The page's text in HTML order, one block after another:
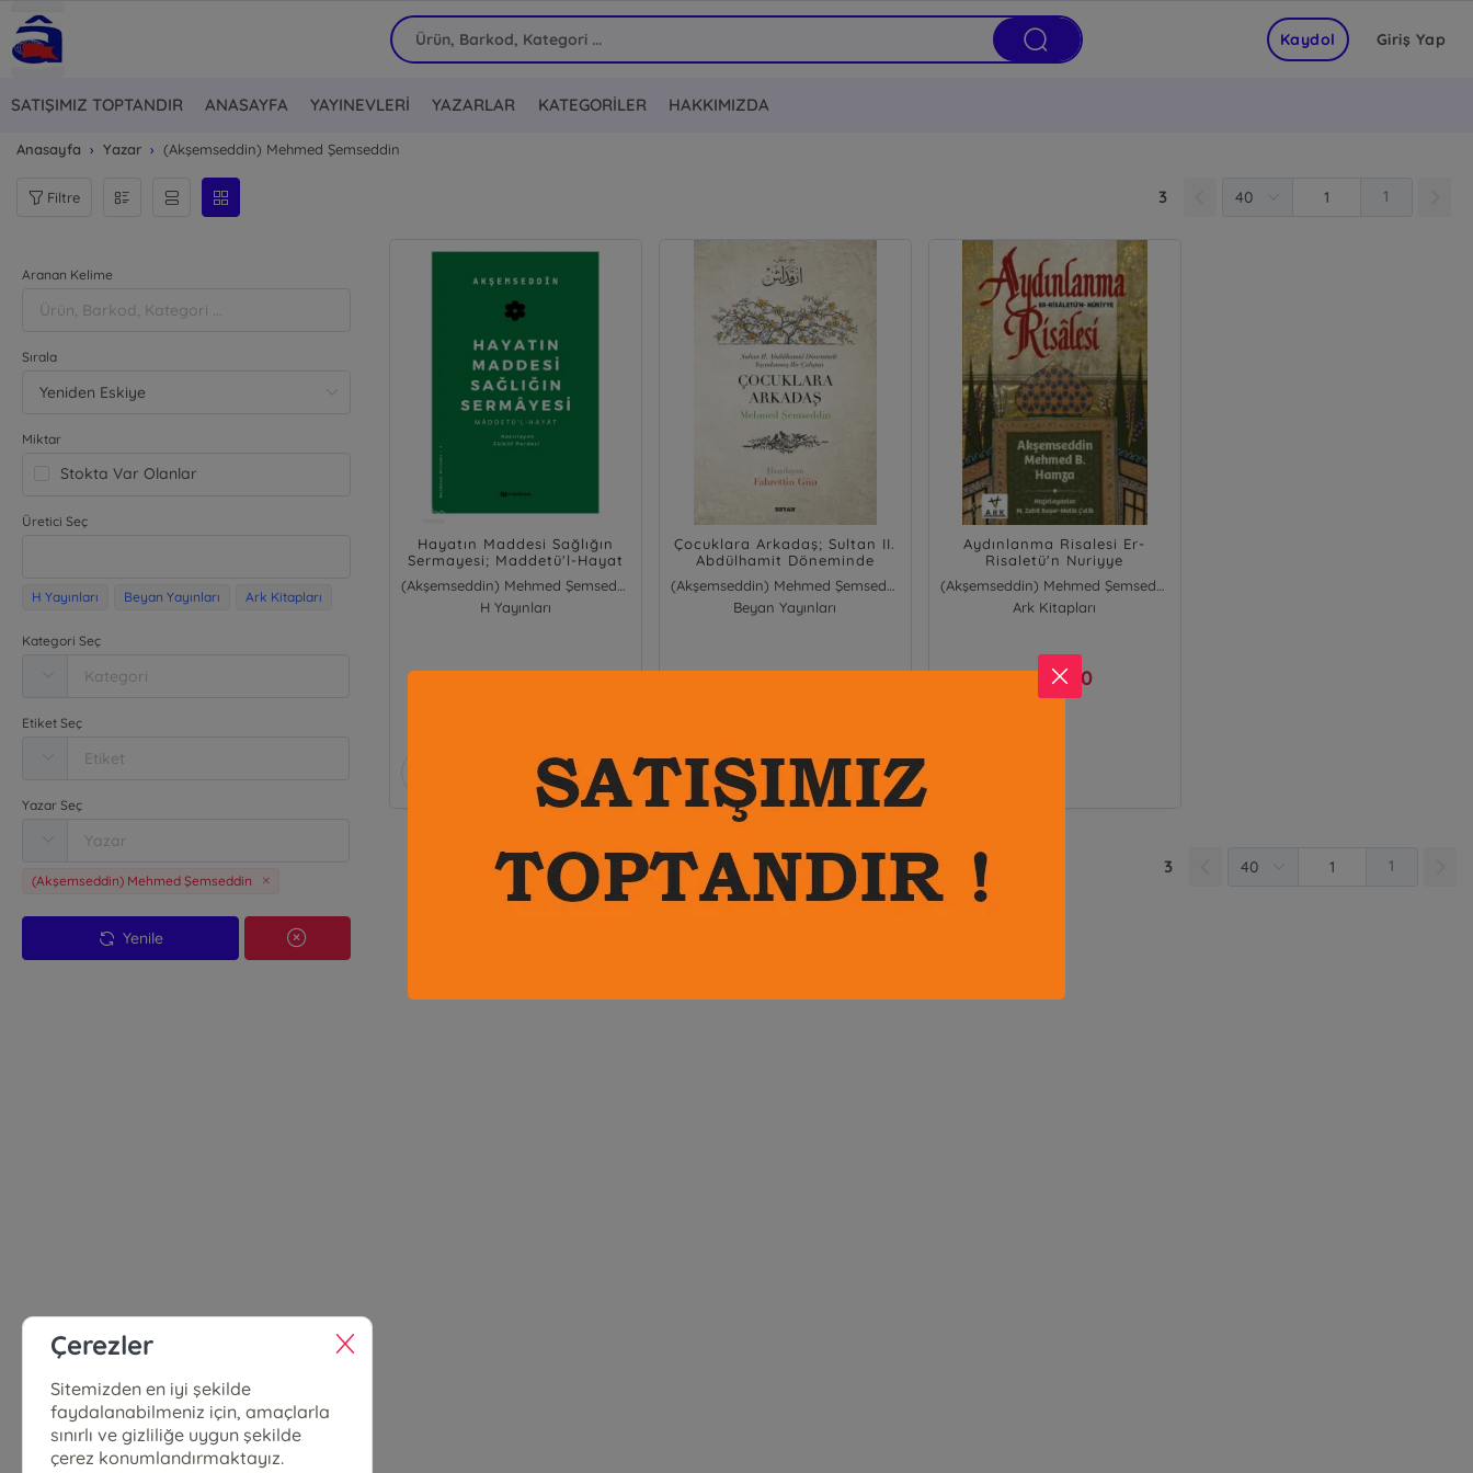
Giriş Yap
Kaydol
SATIŞIMIZ TOPTANDIR ANASAYFA YAYINEVLERİ YAZARLAR KATEGORİLER HAKKIMIZDA
Anasayfa Yazar (Akşemseddin) Mehmed Şemseddin
Filtre 3 1
Aranan Kelime
Sırala
Miktar
Stokta Var Olanlar
Üretici Seç
H Yayınları Beyan Yayınları Ark Kitapları
Kategori Seç
Etiket Seç
Yazar Seç
(Akşemseddin) Mehmed Şemseddin
Yenile
Hayatın Maddesi Sağlığın
Sermayesi; Maddetü'l-Hayat
(Akşemseddin) Mehmed Şemseddin
H Yayınları
₺290,00
Sepete Ekle
Çocuklara Arkadaş; Sultan II.
Abdülhamit Döneminde
Yayınlanmış Bir Çalışma
(Akşemseddin) Mehmed Şemseddin
Beyan Yayınları
₺390,00
Sepete Ekle
Aydınlanma Risalesi Er-
Risaletü'n Nuriyye
(Akşemseddin) Mehmed Şemseddin
Ark Kitapları
₺200,00
3 1
Çerezler
Sitemizden en iyi şekilde
faydalanabilmeniz için, amaçlarla
sınırlı ve gizliliğe uygun şekilde
çerez konumlandırmaktayız.